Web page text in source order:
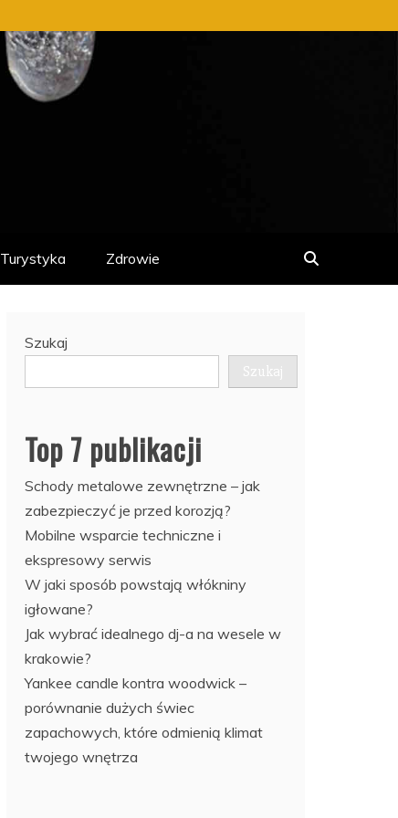
Turystyka Zdrowie
Szukaj
Szukaj
Top 7 publikacji
Schody metalowe zewnętrzne – jak
zabezpieczyć je przed korozją?
Mobilne wsparcie techniczne i
ekspresowy serwis
W jaki sposób powstają włókniny
igłowane?
Jak wybrać idealnego dj-a na wesele w
krakowie?
Yankee candle kontra woodwick –
porównanie dużych świec
zapachowych, które odmienią klimat
twojego wnętrza